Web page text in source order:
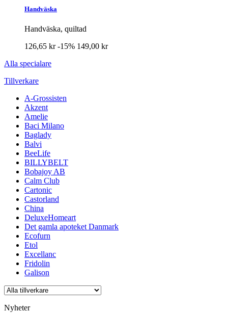
Handväska
Handväska, quiltad
126,65 kr-15% 149,00 kr
Alla specialare
Tillverkare
A-Grossisten
Akzent
Amelie
Baci Milano
Baglady
Balvi
BeeLife
BILLYBELT
Bobajoy AB
Calm Club
Cartonic
Castorland
China
DeluxeHomeart
Det gamla apoteket Danmark
Ecofurn
Etol
Excellanc
Fridolin
Galison
Nyheter